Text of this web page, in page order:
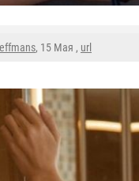
, 15 Мая , url